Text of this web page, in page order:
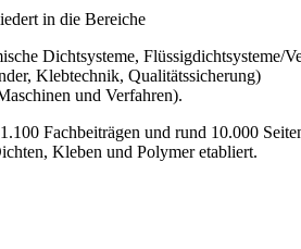
in die Bereiche
Dichtsysteme, Flüssigdichtsysteme/
Klebtechnik, Qualitätssicherung)
und Verfahren).
Fachbeiträgen und rund 10.000
Kleben und Polymer etabliert.